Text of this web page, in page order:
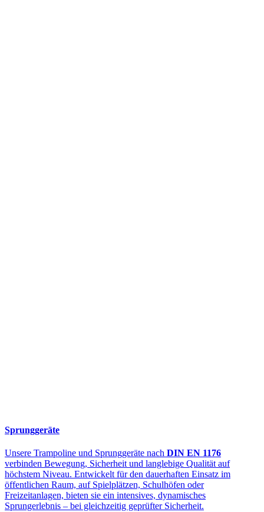
Sprunggeräte
Unsere Trampoline und Sprunggeräte nach DIN EN 1176
verbinden Bewegung, Sicherheit und langlebige Qualität auf
höchstem Niveau. Entwickelt für den dauerhaften Einsatz im
öffentlichen Raum, auf Spielplätzen, Schulhöfen oder
Freizeitanlagen, bieten sie ein intensives, dynamisches
Sprungerlebnis – bei gleichzeitig geprüfter Sicherheit.